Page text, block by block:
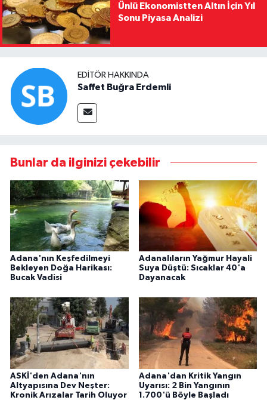
Ünlü Ekonomistten Altın İçin Yıl
Sonu Piyasa Analizi
EDITÖR HAKKINDA
Saffet Buğra Erdemli
Bunlar da ilginizi çekebilir
Adana'nın Keşfedilmeyi
Bekleyen Doğa Harikası:
Bucak Vadisi
Adanalıların Yağmur Hayali
Suya Düştü: Sıcaklar 40'a
Dayanacak
ASKİ'den Adana'nın
Altyapısına Dev Neşter:
Kronik Arızalar Tarih Oluyor
Adana'dan Kritik Yangın
Uyarısı: 2 Bin Yangının
1.700'ü Böyle Başladı